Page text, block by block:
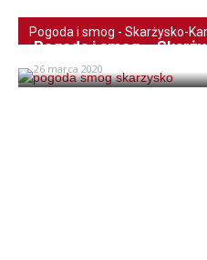
Pogoda i smog - Skarżysko-
Pogoda i smog –
26 marca 2020